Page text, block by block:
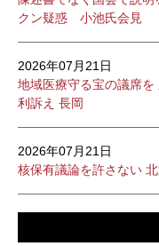
クン疑惑 小池氏会見
2026年07月21日
地域医療守る宝の議席
利訴え 長岡
2026年07月21日
核保有議論を許さない